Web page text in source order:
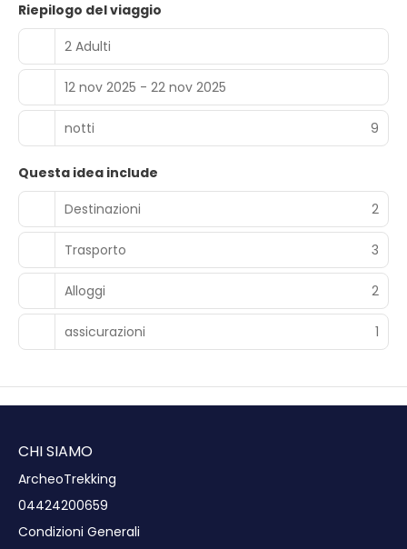
Riepilogo del viaggio
2 Adulti
12 nov 2025 - 22 nov 2025
notti 9
Questa idea include
Destinazioni
2
Trasporto 3
Alloggi 2
assicurazioni 1
CHI SIAMO
ArcheoTrekking
04424200659
Condizioni Generali